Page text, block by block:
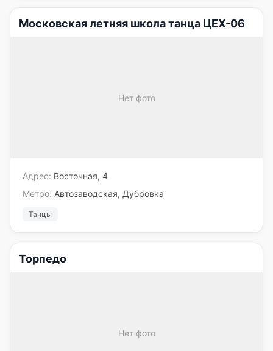
Московская летняя школа танца ЦЕХ-06
Нет фото
Адрес: Восточная, 4
Метро: Автозаводская, Дубровка
Танцы
Торпедо
Нет фото